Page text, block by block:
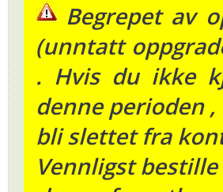
Begrepet av
(unntatt
. Hvis du ikke
denne perioden
bli slettet fra
Vennligst